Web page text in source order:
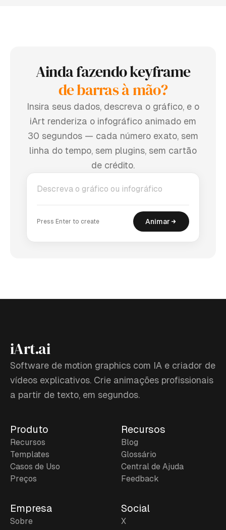
Ainda fazendo keyframe
de barras à mão?
Insira seus dados, descreva o gráfico, e o
iArt renderiza o infográfico animado em
30 segundos — cada número exato, sem
linha do tempo, sem plugins, sem cartão
de crédito.
Press Enter to create Animar
iArt.ai
Software de motion graphics com IA e criador de
vídeos explicativos. Crie animações profissionais
a partir de texto, em segundos.
Produto
Recursos
Templates
Casos de Uso
Preços
Recursos
Blog
Glossário
Central de Ajuda
Feedback
Empresa
Sobre
Social
X